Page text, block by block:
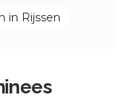
in Rijssen